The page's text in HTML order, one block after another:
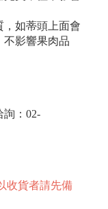
，如蒂頭上面會
不影響果肉品
詢：02-
收貨者請先備